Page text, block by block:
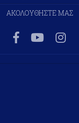
ΑΚΟΛΟΥΘΗΣΤΕ ΜΑΣ